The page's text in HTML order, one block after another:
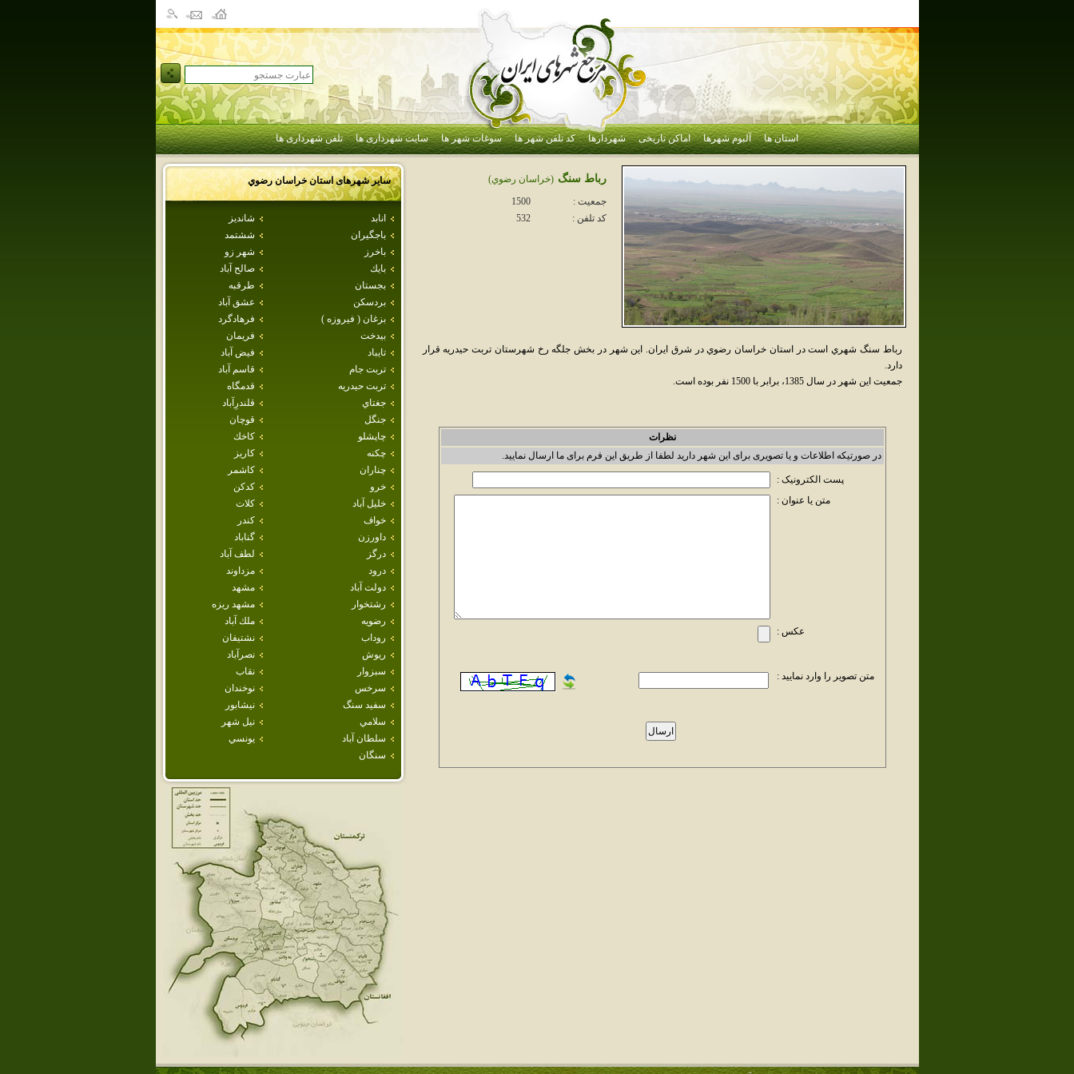
استان ها آلبوم شهرها اماکن تاریخی شهردارها کد تلفن شهر ها سوغات شهر ها سایت شهرداری ها تلفن شهرداری ها
سایر شهرهای استانخراسان رضوي
انابد
شانديز
باجگيران
ششتمد
باخرز
شهر زو
بايك
صالح آباد
بجستان
طرقبه
بردسكن
عشق آباد
بزغان ( فيروزه )
فرهادگرد
بيدخت
فريمان
تايباد
فيض آباد
تربت جام
قاسم آباد
تربت حيدريه
قدمگاه
جغتاي
قلندرِآباد
جنگل
قوچان
چاپشلو
كاخك
چکنه
كاريز
چناران
كاشمر
خرو
كدكن
خليل آباد
كلات
خواف
كندر
داورزن
گناباد
درگز
لطف آباد
درود
مزداوند
دولت آباد
مشهد
رشتخوار
مشهد ريزه
رضويه
ملك آباد
روداب
نشتيفان
ريوش
نصرآباد
سبزوار
نقاب
سرخس
نوخندان
سفيد سنگ
نيشابور
سلامي
نيل شهر
سلطان آباد
يونسي
سنگان
رباط سنگ (خراسان رضوي)
جمعیت :
1500
کد تلفن :
532
رباط سنگ شهري است در استان خراسان رضوي در شرق ايران. اين شهر در بخش جلگه رخ شهرستان تربت حيدريه قرار
دارد.
جمعيت اين شهر در سال 1385، برابر با 1500 نفر بوده است.
نظرات
در صورتیکه اطلاعات و یا تصویری برای این شهر دارید لطفا از طریق این فرم برای ما ارسال نمایید.
پست الکترونیک :
متن یا عنوان :
عکس :
متن تصویر را وارد نمایید :